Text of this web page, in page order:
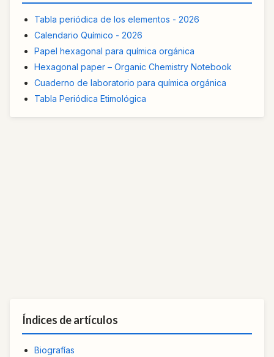
Tabla periódica de los elementos - 2026
Calendario Químico - 2026
Papel hexagonal para química orgánica
Hexagonal paper – Organic Chemistry Notebook
Cuaderno de laboratorio para química orgánica
Tabla Periódica Etimológica
Índices de artículos
Biografías